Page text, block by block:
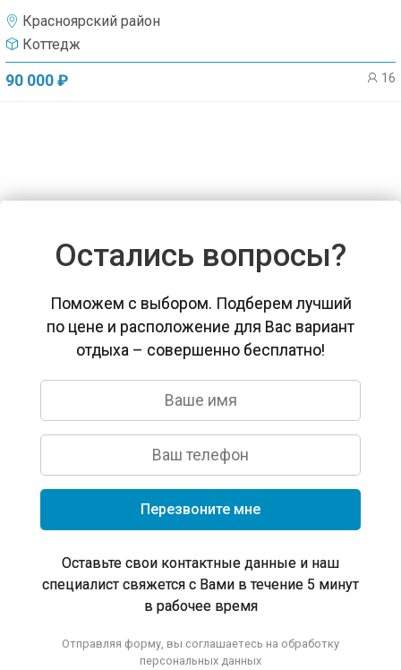
Красноярский район
Коттедж
90 000 ₽ 16
Остались вопросы?
Поможем с выбором. Подберем лучший
по цене и расположение для Вас вариант
отдыха – совершенно бесплатно!
Перезвоните мне
Оставьте свои контактные данные и наш
специалист свяжется с Вами в течение 5 минут
в рабочее время
Отправляя форму, вы соглашаетесь на обработку
персональных данных